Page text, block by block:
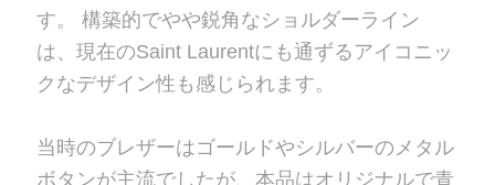
す。 構築的でやや鋭角なショルダーライン
は、現在のSaint Laurentにも通ずるアイコニッ
クなデザイン性も感じられます。
当時のブレザーはゴールドやシルバーのメタル
ボタンが主流でしたが、本品はオリジナルで青